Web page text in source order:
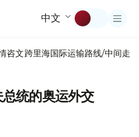
中文
咨文跨里海国际运输路线/中间走廊
统的奥运外交